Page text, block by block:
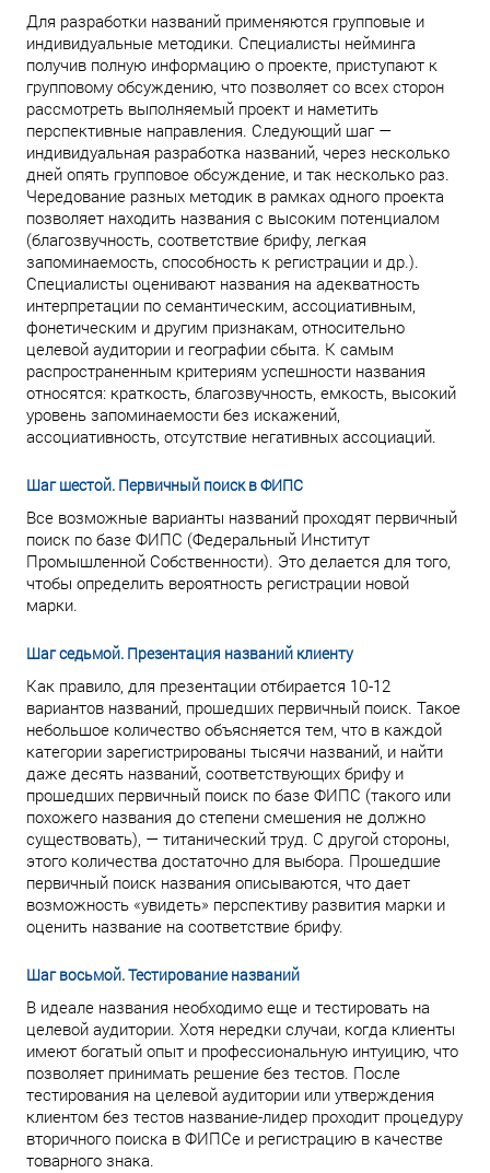
Для разработки названий применяются групповые и
индивидуальные методики. Специалисты нейминга
получив полную информацию о проекте, приступают к
групповому обсуждению, что позволяет со всех сторон
рассмотреть выполняемый проект и наметить
перспективные направления. Следующий шаг —
индивидуальная разработка названий, через несколько
дней опять групповое обсуждение, и так несколько раз.
Чередование разных методик в рамках одного проекта
позволяет находить названия с высоким потенциалом
(благозвучность, соответствие брифу, легкая
запоминаемость, способность к регистрации и др.).
Специалисты оценивают названия на адекватность
интерпретации по семантическим, ассоциативным,
фонетическим и другим признакам, относительно
целевой аудитории и географии сбыта. К самым
распространенным критериям успешности названия
относятся: краткость, благозвучность, емкость, высокий
уровень запоминаемости без искажений,
ассоциативность, отсутствие негативных ассоциаций.
Шаг шестой. Первичный поиск в ФИПС
Все возможные варианты названий проходят первичный
поиск по базе ФИПС (Федеральный Институт
Промышленной Собственности). Это делается для того,
чтобы определить вероятность регистрации новой
марки.
Шаг седьмой. Презентация названий клиенту
Как правило, для презентации отбирается 10-12
вариантов названий, прошедших первичный поиск. Такое
небольшое количество объясняется тем, что в каждой
категории зарегистрированы тысячи названий, и найти
даже десять названий, соответствующих брифу и
прошедших первичный поиск по базе ФИПС (такого или
похожего названия до степени смешения не должно
существовать), — титанический труд. С другой стороны,
этого количества достаточно для выбора. Прошедшие
первичный поиск названия описываются, что дает
возможность «увидеть» перспективу развития марки и
оценить название на соответствие брифу.
Шаг восьмой. Тестирование названий
В идеале названия необходимо еще и тестировать на
целевой аудитории. Хотя нередки случаи, когда клиенты
имеют богатый опыт и профессиональную интуицию, что
позволяет принимать решение без тестов. После
тестирования на целевой аудитории или утверждения
клиентом без тестов название-лидер проходит процедуру
вторичного поиска в ФИПСе и регистрацию в качестве
товарного знака.